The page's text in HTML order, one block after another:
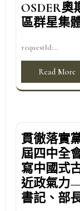
OSDER
區群星集
requestId:...
Read More
貫徹落實
屆四中全
寫中國式
近政氣力
書記、部